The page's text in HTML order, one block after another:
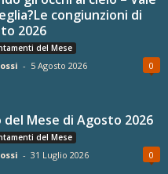
congiunzioni di
2026
del Mese
- 5 Agosto 2026 0
del Mese di Agosto 2026
del Mese
- 31 Luglio 2026 0